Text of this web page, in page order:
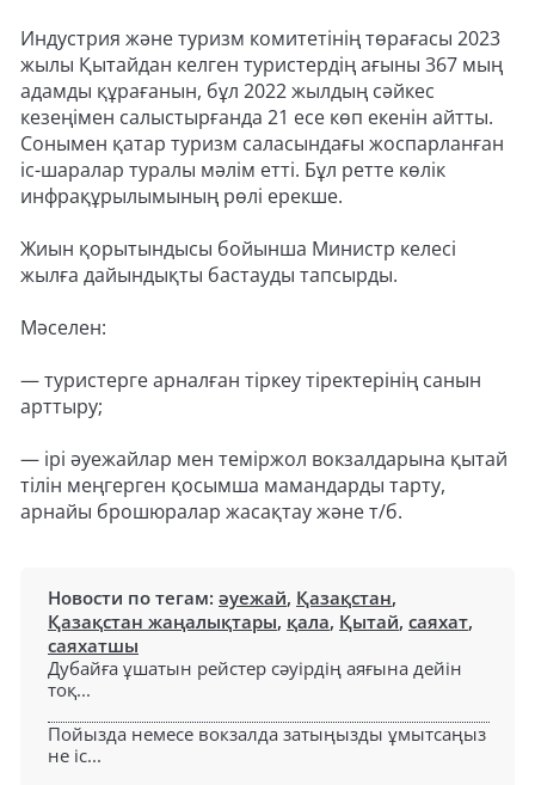
Индустрия және туризм комитетінің төрағасы 2023
жылы Қытайдан келген туристердің ағыны 367 мың
адамды құрағанын, бұл 2022 жылдың сәйкес
кезеңімен салыстырғанда 21 есе көп екенін айтты.
Сонымен қатар туризм саласындағы жоспарланған
іс-шаралар туралы мәлім етті. Бұл ретте көлік
инфрақұрылымының рөлі ерекше.
Жиын қорытындысы бойынша Министр келесі
жылға дайындықты бастауды тапсырды.
Мәселен:
— туристерге арналған тіркеу тіректерінің санын
арттыру;
— ірі әуежайлар мен теміржол вокзалдарына қытай
тілін меңгерген қосымша мамандарды тарту,
арнайы брошюралар жасақтау және т/б.
Новости по тегам: әуежай, Қазақстан,
Қазақстан жаңалықтары, қала, Қытай, саяхат,
саяхатшы
Дубайға ұшатын рейстер сәуірдің аяғына дейін
тоқ...
Пойызда немесе вокзалда затыңызды ұмытсаңыз
не іс...